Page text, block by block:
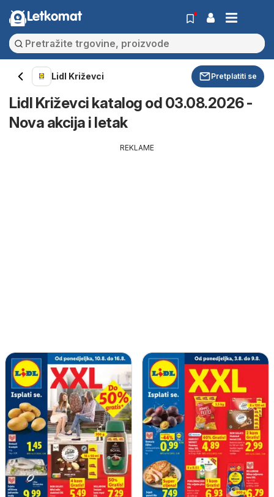
Letkomat
Lidl Križevci Pretplatiti se
Lidl Križevci katalog od 03.08.2026 -
Nova akcija i letak
REKLAME